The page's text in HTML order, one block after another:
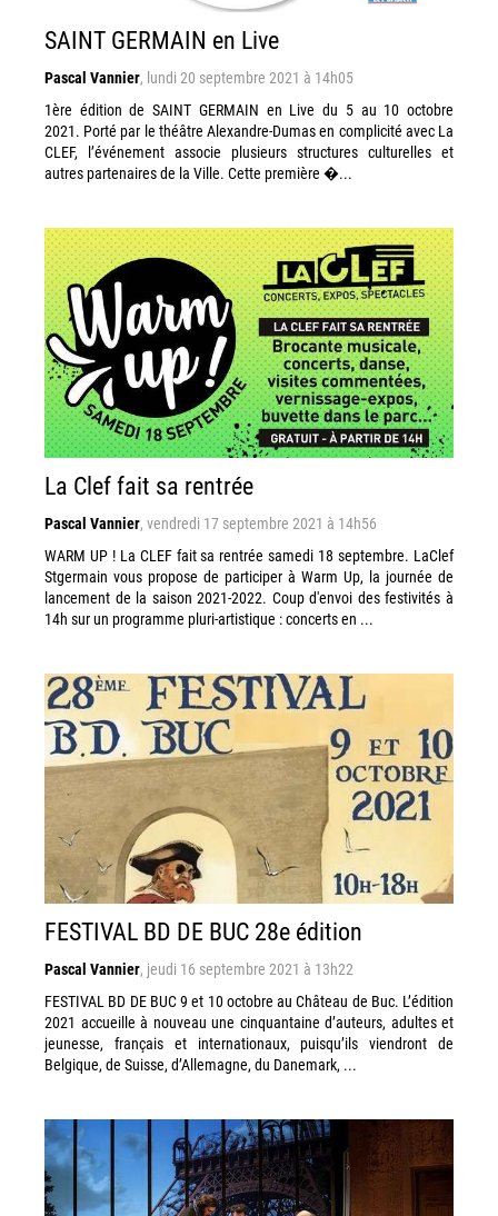
SAINT GERMAIN en Live
Pascal Vannier, lundi 20 septembre 2021 à 14h05
1ère édition de SAINT GERMAIN en Live du 5 au 10 octobre
2021. Porté par le théâtre Alexandre-Dumas en complicité avec La
CLEF, l’événement associe plusieurs structures culturelles et
autres partenaires de la Ville. Cette première �...
La Clef fait sa rentrée
Pascal Vannier, vendredi 17 septembre 2021 à 14h56
WARM UP ! La CLEF fait sa rentrée samedi 18 septembre. LaClef
Stgermain vous propose de participer à Warm Up, la journée de
lancement de la saison 2021-2022. Coup d'envoi des festivités à
14h sur un programme pluri-artistique : concerts en ...
FESTIVAL BD DE BUC 28e édition
Pascal Vannier, jeudi 16 septembre 2021 à 13h22
FESTIVAL BD DE BUC 9 et 10 octobre au Château de Buc. L’édition
2021 accueille à nouveau une cinquantaine d’auteurs, adultes et
jeunesse, français et internationaux, puisqu’ils viendront de
Belgique, de Suisse, d’Allemagne, du Danemark, ...